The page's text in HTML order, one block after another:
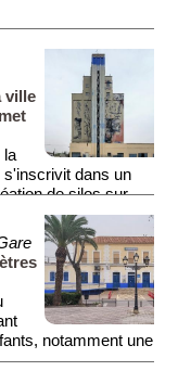
ville
la
s'inscrivit dans un
de silos sur
le stockage de la
Mais l'entrée
1986) mit fin à
espagnole et
afin de créer un
de hauteur)
notamment une